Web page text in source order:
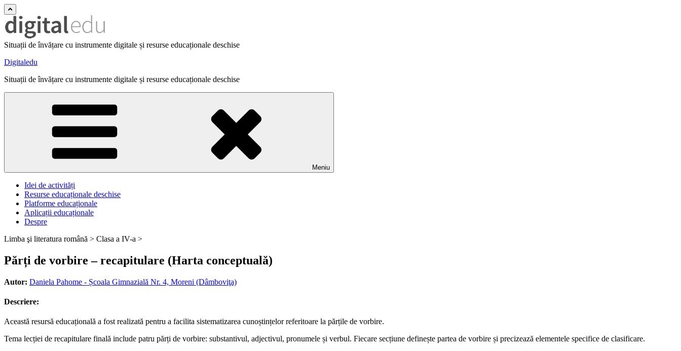
Situații de învățare cu instrumente digitale și resurse educaționale deschise
Digitaledu
Situații de învățare cu instrumente digitale și resurse educaționale deschise
Meniu
Idei de activități
Resurse educaționale deschise
Platforme educaționale
Aplicații educaționale
Despre
Limba şi literatura română > Clasa a IV-a >
Părți de vorbire – recapitulare (Harta conceptuală)
Autor: Daniela Pahome - Școala Gimnazială Nr. 4, Moreni (Dâmboviţa)
Descriere:
Această resursă educațională a fost realizată pentru a facilita sistematizarea cunoștințelor referitoare la părțile de vorbire.
Tema lecției de recapitulare finală include patru părți de vorbire: substantivul, adjectivul, pronumele și verbul. Fiecare secțiune definește partea de vorbire și precizează elementele specifice de clasificare.